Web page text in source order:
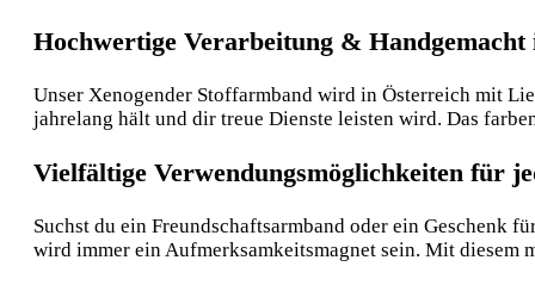
Hochwertige Verarbeitung &
Unser Xenogender Stoffarmband wird in Österreich mit
jahrelang hält und dir treue Dienste leisten wird. Das
Vielfältige Verwendungsmöglichkeiten für
Suchst du ein Freundschaftsarmband oder ein Geschenk
wird immer ein Aufmerksamkeitsmagnet sein. Mit diesem